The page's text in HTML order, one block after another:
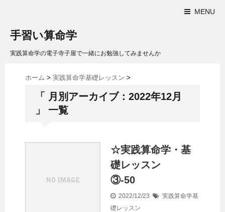
MENU
手習い算命学
実践算命学の電子寺子屋で一緒にお勉強してみませんか
ホーム > 実践算命学基礎レッスン >
「 月別アーカイブ：2022年12月
」 一覧
☆実践算命学・基
礎レッスン
③-50
2022/12/23
実践算命学基
礎レッスン